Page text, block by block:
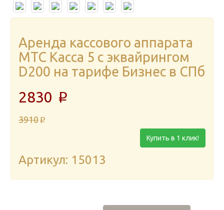
Аренда кассового аппарата
МТС Касса 5 с эквайрингом
D200 на тарифе Бизнес в СПб
2830 p
3910p
Купить в 1 клик!
Артикул: 15013